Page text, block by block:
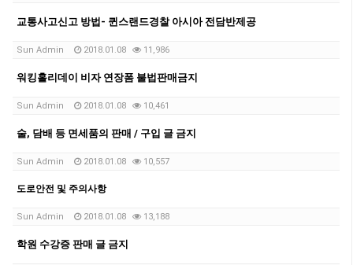
교통사고신고 방법- 퀸스랜드경찰 아시아 전담반제공
Sun Admin 2018.01.08 11,986
워킹홀리데이 비자 연장폼 불법판매금지
Sun Admin 2018.01.08 10,461
술, 담배 등 면세품의 판매 / 구입 글 금지
Sun Admin 2018.01.08 10,557
도로안전 및 주의사항
Sun Admin 2018.01.08 13,188
학원 수강증 판매 글 금지